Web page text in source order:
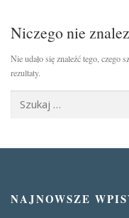
Niczego nie
Nie udało się znaleźć tego, czego
rezultaty.
NAJNOWSZE